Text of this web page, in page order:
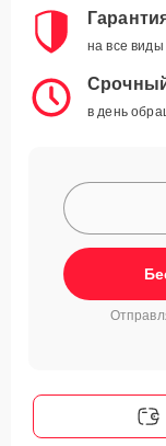
на все виды
в день